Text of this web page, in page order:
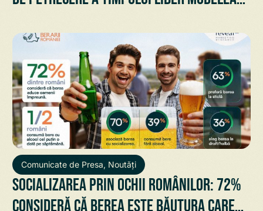
la o bere
Comunicate de Presa, Noutăți
Socializarea prin ochii românilor: 72%
consideră că berea este băutura care